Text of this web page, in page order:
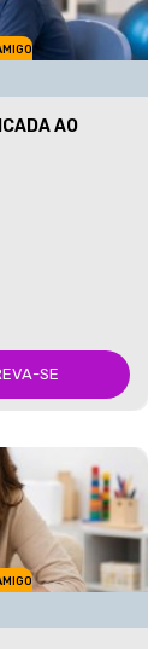
AO
SE